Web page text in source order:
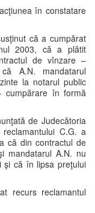
în constatare
că a cumpărat
2003, că a plătit
de vînzare –
A.N. mandatarul
la notarul public
cumpărare în formă
de Judecătoria
C.G. a
că din contractul de
mandatarul A.N. nu
şi că în lipsa preţului
recurs reclamantul